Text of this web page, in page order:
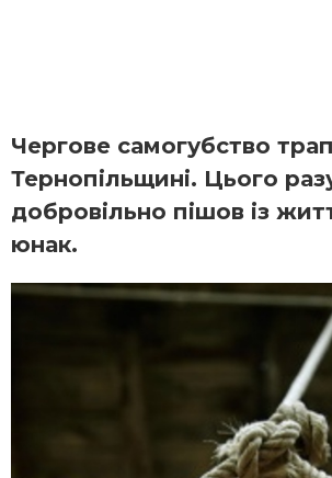
Чергове самогубство
Тернопільщині. Цього
добровільно пішов із
юнак.